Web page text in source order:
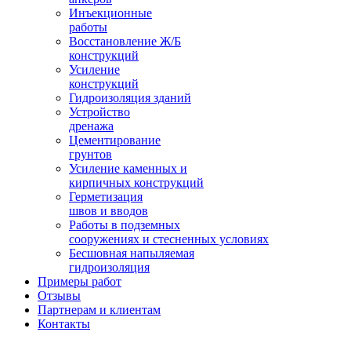
Инъекционные
работы
Восстановление Ж/Б
конструкций
Усиление
конструкций
Гидроизоляция зданий
Устройство
дренажа
Цементирование
грунтов
Усиление каменных и
кирпичных конструкций
Герметизация
швов и вводов
Работы в подземных
сооружениях и стесненных условиях
Бесшовная напыляемая
гидроизоляция
Примеры работ
Отзывы
Партнерам и клиентам
Контакты